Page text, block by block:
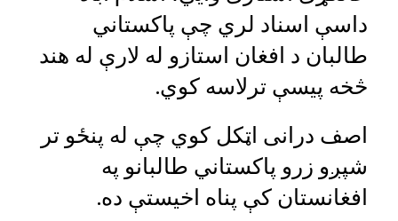
داسې اسناد لري چې پاکستاني
طالبان د افغان استازو له لارې له هند
څخه پیسې ترلاسه کوي.
اصف درانی اټکل کوي چې له پنځو تر
شپږو زرو پاکستاني طالبانو په
افغانستان کې پناه اخیستې ده.